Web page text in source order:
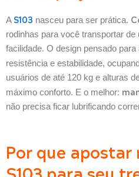
A S103 nasceu para ser prática.
rodinhas para você transportar
facilidade. O design pensado
resistência e estabilidade,
usuários de até 120 kg e alturas
máximo conforto. E o melhor:
não precisa ficar lubrificando
Por que apostar